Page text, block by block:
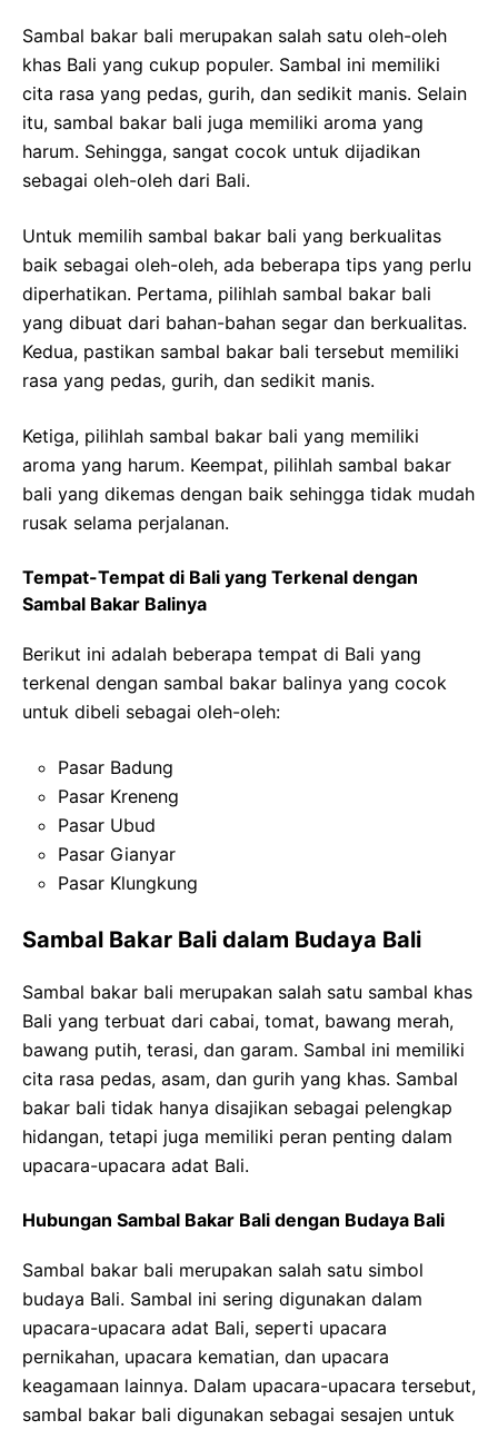
Sambal bakar bali merupakan salah satu oleh-oleh
khas Bali yang cukup populer. Sambal ini memiliki
cita rasa yang pedas, gurih, dan sedikit manis. Selain
itu, sambal bakar bali juga memiliki aroma yang
harum. Sehingga, sangat cocok untuk dijadikan
sebagai oleh-oleh dari Bali.
Untuk memilih sambal bakar bali yang berkualitas
baik sebagai oleh-oleh, ada beberapa tips yang perlu
diperhatikan. Pertama, pilihlah sambal bakar bali
yang dibuat dari bahan-bahan segar dan berkualitas.
Kedua, pastikan sambal bakar bali tersebut memiliki
rasa yang pedas, gurih, dan sedikit manis.
Ketiga, pilihlah sambal bakar bali yang memiliki
aroma yang harum. Keempat, pilihlah sambal bakar
bali yang dikemas dengan baik sehingga tidak mudah
rusak selama perjalanan.
Tempat-Tempat di Bali yang Terkenal dengan
Sambal Bakar Balinya
Berikut ini adalah beberapa tempat di Bali yang
terkenal dengan sambal bakar balinya yang cocok
untuk dibeli sebagai oleh-oleh:
Pasar Badung
Pasar Kreneng
Pasar Ubud
Pasar Gianyar
Pasar Klungkung
Sambal Bakar Bali dalam Budaya Bali
Sambal bakar bali merupakan salah satu sambal khas
Bali yang terbuat dari cabai, tomat, bawang merah,
bawang putih, terasi, dan garam. Sambal ini memiliki
cita rasa pedas, asam, dan gurih yang khas. Sambal
bakar bali tidak hanya disajikan sebagai pelengkap
hidangan, tetapi juga memiliki peran penting dalam
upacara-upacara adat Bali.
Hubungan Sambal Bakar Bali dengan Budaya Bali
Sambal bakar bali merupakan salah satu simbol
budaya Bali. Sambal ini sering digunakan dalam
upacara-upacara adat Bali, seperti upacara
pernikahan, upacara kematian, dan upacara
keagamaan lainnya. Dalam upacara-upacara tersebut,
sambal bakar bali digunakan sebagai sesajen untuk